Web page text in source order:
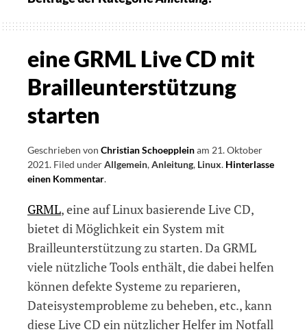
eine GRML Live CD mit
Brailleunterstützung
starten
Geschrieben von Christian Schoeppleinam 21. Oktober
2021. Filed underAllgemein,Anleitung, Linux. Hinterlasse
einen Kommentaron
GRML
Live
CD
mit
Brailleunterstützung
starten
.
GRML, eine auf Linux basierende Live CD,
bietet di Möglichkeit ein System mit
Brailleunterstützung zu starten. Da GRML
viele nützliche Tools enthält, die dabei helfen
können defekte Systeme zu reparieren,
Dateisystemprobleme zu beheben, etc., kann
diese Live CD ein nützlicher Helfer im Notfall